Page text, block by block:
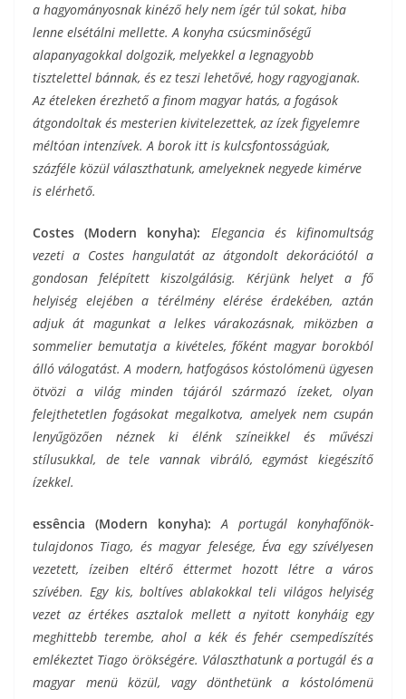
a hagyományosnak kinéző hely nem ígér túl sokat, hiba
lenne elsétálni mellette. A konyha csúcsminőségű
alapanyagokkal dolgozik, melyekkel a legnagyobb
tisztelettel bánnak, és ez teszi lehetővé, hogy ragyogjanak.
Az ételeken érezhető a finom magyar hatás, a fogások
átgondoltak és mesterien kivitelezettek, az ízek figyelemre
méltóan intenzívek. A borok itt is kulcsfontosságúak,
százféle közül választhatunk, amelyeknek negyede kimérve
is elérhető.
Costes (Modern konyha): Elegancia és kifinomultság
vezeti a Costes hangulatát az átgondolt dekorációtól a
gondosan felépített kiszolgálásig. Kérjünk helyet a fő
helyiség elejében a térélmény elérése érdekében, aztán
adjuk át magunkat a lelkes várakozásnak, miközben a
sommelier bemutatja a kivételes, főként magyar borokból
álló válogatást. A modern, hatfogásos kóstolómenü ügyesen
ötvözi a világ minden tájáról származó ízeket, olyan
felejthetetlen fogásokat megalkotva, amelyek nem csupán
lenyűgözően néznek ki élénk színeikkel és művészi
stílusukkal, de tele vannak vibráló, egymást kiegészítő
ízekkel.
essência (Modern konyha):
A portugál konyhafőnök-
tulajdonos Tiago, és magyar felesége, Éva egy szívélyesen
vezetett, ízeiben eltérő éttermet hozott létre a város
szívében. Egy kis, boltíves ablakokkal teli világos helyiség
vezet az értékes asztalok mellett a nyitott konyháig egy
meghittebb terembe, ahol a kék és fehér csempedíszítés
emlékeztet Tiago örökségére. Választhatunk a portugál és a
magyar menü közül, vagy dönthetünk a kóstolómenü